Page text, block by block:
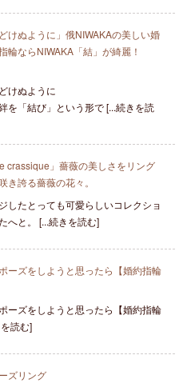
けぬように」俄NIWAKAの美しい婚
輪ならNIWAKA「結」が綺麗！
けぬように
を「結び」という形で [...続きを読
crassique」薔薇の美しさをリング
誇る薔薇の花々。
したとっても可愛らしいコレクショ
へと。 [...続きを読む]
ーズをしようと思ったら【婚約指輪
ーズをしようと思ったら【婚約指輪
読む]
ズリング